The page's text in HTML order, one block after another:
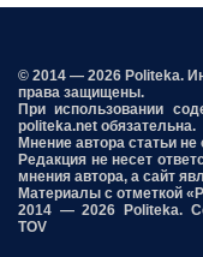
© 2014 — 2026 Politeka.
права защищены.
При использовании
politeka.net обязательна.
Мнение автора статьи
Редакция не несет
мнения автора, а сайт
Материалы с отметкой
2014 — 2026 Politeka.
TOV